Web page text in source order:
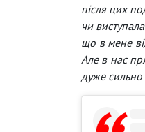
після цих
чи
що в мене
Але в нас
дуже сильно